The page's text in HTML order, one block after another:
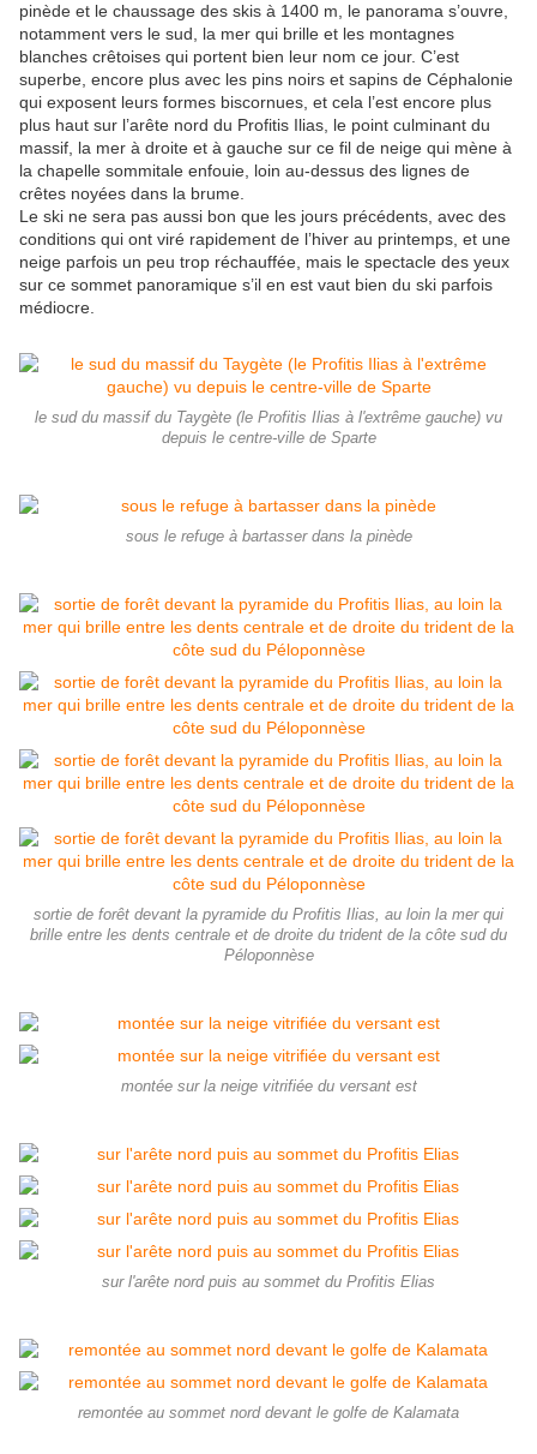
pinède et le chaussage des skis à 1400 m, le panorama s’ouvre,
notamment vers le sud, la mer qui brille et les montagnes
blanches crêtoises qui portent bien leur nom ce jour. C’est
superbe, encore plus avec les pins noirs et sapins de Céphalonie
qui exposent leurs formes biscornues, et cela l’est encore plus
plus haut sur l’arête nord du Profitis Ilias, le point culminant du
massif, la mer à droite et à gauche sur ce fil de neige qui mène à
la chapelle sommitale enfouie, loin au-dessus des lignes de
crêtes noyées dans la brume.
Le ski ne sera pas aussi bon que les jours précédents, avec des
conditions qui ont viré rapidement de l’hiver au printemps, et une
neige parfois un peu trop réchauffée, mais le spectacle des yeux
sur ce sommet panoramique s’il en est vaut bien du ski parfois
médiocre.
le sud du massif du Taygète (le Profitis Ilias à l'extrême gauche) vu
depuis le centre-ville de Sparte
sous le refuge à bartasser dans la pinède
sortie de forêt devant la pyramide du Profitis Ilias, au loin la mer qui
brille entre les dents centrale et de droite du trident de la côte sud du
Péloponnèse
montée sur la neige vitrifiée du versant est
sur l'arête nord puis au sommet du Profitis Elias
remontée au sommet nord devant le golfe de Kalamata